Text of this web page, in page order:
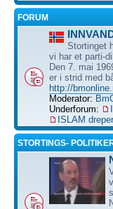
FORUM
Stortinget
vi har et parti-
Den 7. mai
er i strid med
http://
Moderator:
Underforum:
ISLAM
STORTINGS-